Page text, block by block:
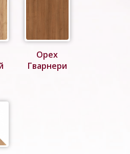
Орех
Гварнери